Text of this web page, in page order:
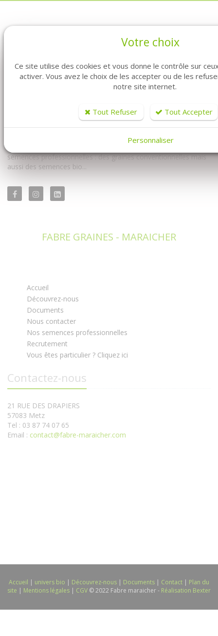
bon endroit. Fabre Graines vous propose la vente de graines en
ligne pour vous les professionnels.
Vous y trouverez à la fois notre univers conventionnel mais
semences professionnelles : des graines conventionnelles mais
aussi des semences bio...
FABRE GRAINES - MARAICHER
Accueil
Découvrez-nous
Documents
Nous contacter
Nos semences professionnelles
Recrutement
Vous êtes particulier ? Cliquez ici
Contactez-nous
21 RUE DES DRAPIERS
57083 Metz
Tel : 03 87 74 07 65
Email : contact@fabre-maraicher.com
Accueil | univers bio | Découvrez-nous | Documents | Contact | Plan du
site | Mentions légales | CGV © 2022 Fabre maraicher - Réalisation Bexter
Votre choix
Ce site utilise des cookies et vous donne le contrôle sur
activer. Vous avez le choix de les accepter ou de les
notre site internet.
Tout Refuser Tout Accepter
Personnaliser